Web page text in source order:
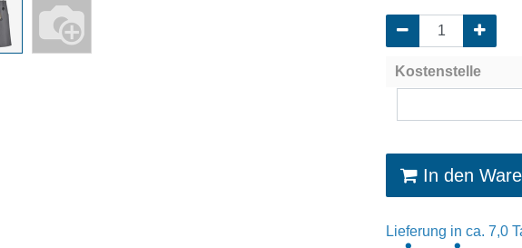
Kostenstelle
In den
Lieferung in ca. 7,0